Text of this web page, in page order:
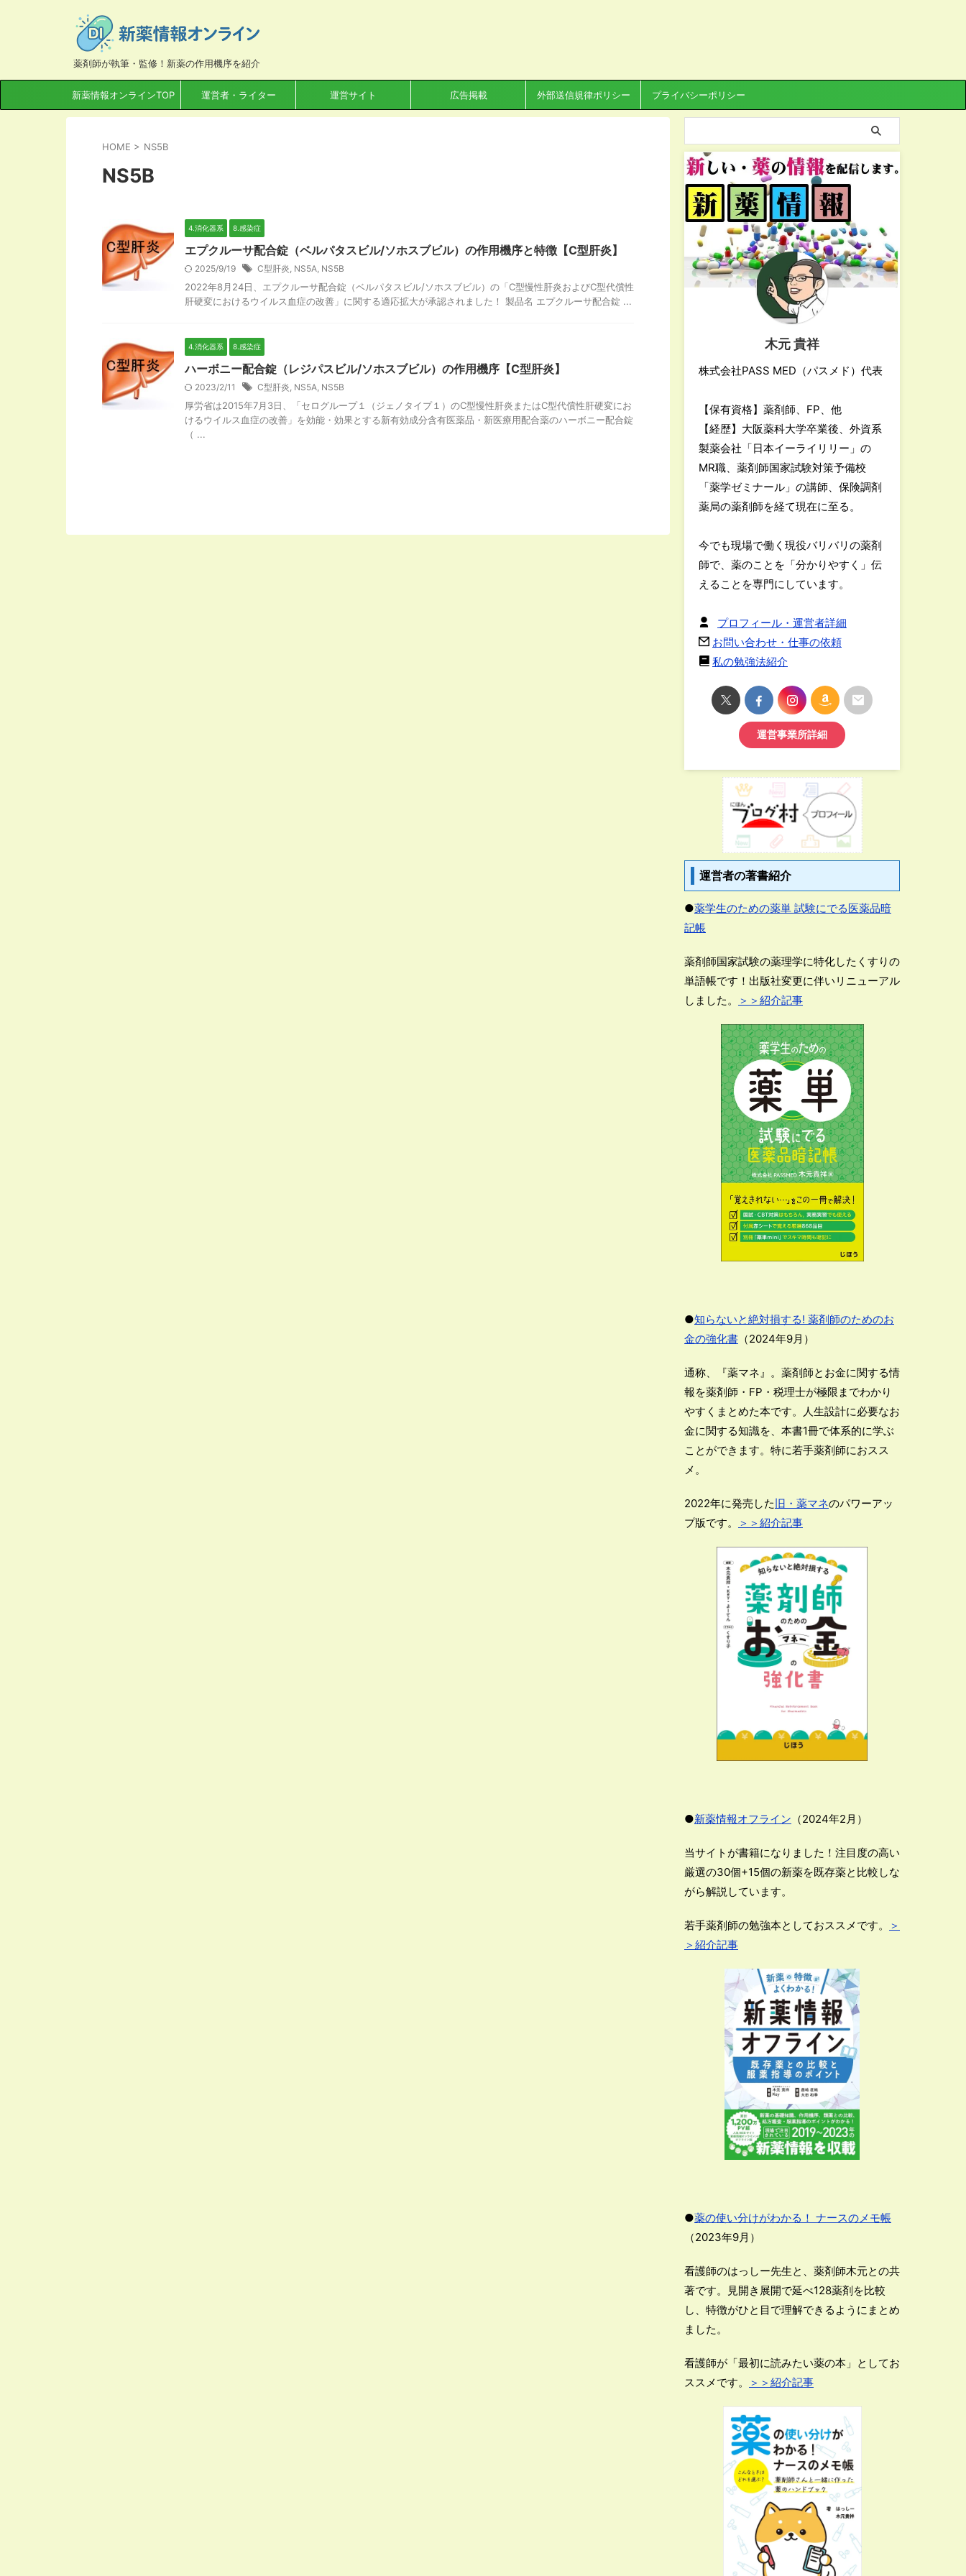
薬剤師が執筆・監修！新薬の作用機序を紹介
新薬情報オンラインTOP 運営者・ライター 運営サイト 広告掲載 外部送信規律ポリシー プライバシーポリシー
HOME > NS5B
NS5B
4.消化器系 8.感染症
エプクルーサ配合錠（ベルパタスビル/ソホスブビル）の作用機序と特徴【C型肝炎】
2025/9/19 C型肝炎 NS5A NS5B
2022年8月24日、エプクルーサ配合錠（ベルパタスビル/ソホスブビル）の「C型慢性肝炎およびC型代償性
肝硬変におけるウイルス血症の改善」に関する適応拡大が承認されました！ 製品名 エプクルーサ配合錠 ...
4.消化器系 8.感染症
ハーボニー配合錠（レジパスビル/ソホスブビル）の作用機序【C型肝炎】
2023/2/11 C型肝炎 NS5A NS5B
厚労省は2015年7月3日、「セログループ１（ジェノタイプ１）のC型慢性肝炎またはC型代償性肝硬変にお
けるウイルス血症の改善」を効能・効果とする新有効成分含有医薬品・新医療用配合薬のハーボニー配合錠
（ ...
木元 貴祥
株式会社PASS MED（パスメド）代表
【保有資格】薬剤師、FP、他
【経歴】大阪薬科大学卒業後、外資系
製薬会社「日本イーライリリー」の
MR職、薬剤師国家試験対策予備校
「薬学ゼミナール」の講師、保険調剤
薬局の薬剤師を経て現在に至る。
今でも現場で働く現役バリバリの薬剤
師で、薬のことを「分かりやすく」伝
えることを専門にしています。
プロフィール・運営者詳細
お問い合わせ・仕事の依頼
私の勉強法紹介
運営事業所詳細
運営者の著書紹介
●薬学生のための薬単 試験にでる医薬品暗
記帳
薬剤師国家試験の薬理学に特化したくすりの
単語帳です！出版社変更に伴いリニューアル
しました。
＞＞紹介記事
●知らないと絶対損する! 薬剤師のためのお
金の強化書 （2024年9月）
通称、『薬マネ』。薬剤師とお金に関する情
報を薬剤師・FP・税理士が極限までわかり
やすくまとめた本です。人生設計に必要なお
金に関する知識を、本書1冊で体系的に学ぶ
ことができます。特に若手薬剤師におスス
メ。
2022年に発売した旧・薬マネのパワーアッ
プ版です。
＞＞紹介記事
●新薬情報オフライン （2024年2月）
当サイトが書籍になりました！注目度の高い
厳選の30個+15個の新薬を既存薬と比較しな
がら解説しています。
若手薬剤師の勉強本としておススメです。
＞
＞紹介記事
●薬の使い分けがわかる！ ナースのメモ帳
（2023年9月）
看護師のはっしー先生と、薬剤師木元との共
著です。見開き展開で延べ128薬剤を比較
し、特徴がひと目で理解できるようにまとめ
ました。
看護師が「最初に読みたい薬の本」としてお
ススメです。
＞＞紹介記事